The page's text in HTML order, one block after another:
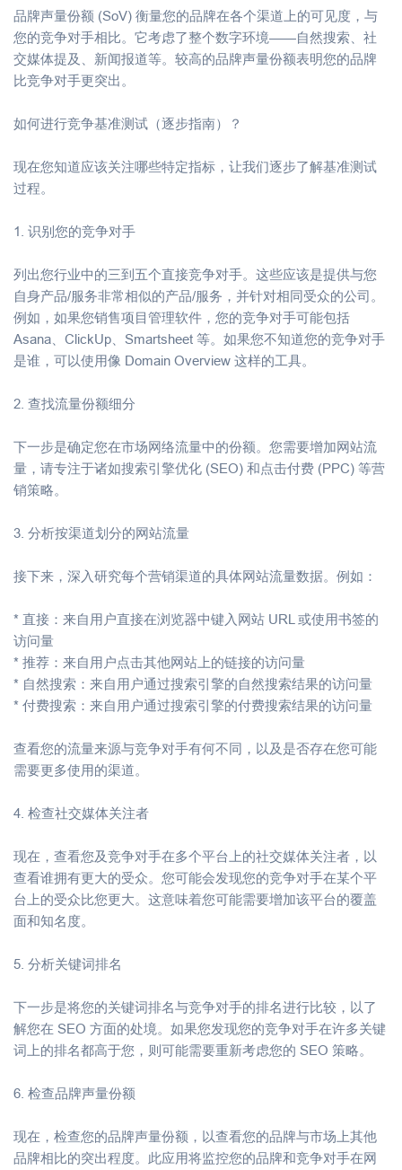
品牌声量份额 (SoV) 衡量您的品牌在各个渠道上的可见度，与
您的竞争对手相比。它考虑了整个数字环境——自然搜索、社
交媒体提及、新闻报道等。较高的品牌声量份额表明您的品牌
比竞争对手更突出。
如何进行竞争基准测试（逐步指南）？
现在您知道应该关注哪些特定指标，让我们逐步了解基准测试
过程。
1. 识别您的竞争对手
列出您行业中的三到五个直接竞争对手。这些应该是提供与您
自身产品/服务非常相似的产品/服务，并针对相同受众的公司。
例如，如果您销售项目管理软件，您的竞争对手可能包括
Asana、ClickUp、Smartsheet 等。如果您不知道您的竞争对手
是谁，可以使用像 Domain Overview 这样的工具。
2. 查找流量份额细分
下一步是确定您在市场网络流量中的份额。您需要增加网站流
量，请专注于诸如搜索引擎优化 (SEO) 和点击付费 (PPC) 等营
销策略。
3. 分析按渠道划分的网站流量
接下来，深入研究每个营销渠道的具体网站流量数据。例如：
* 直接：来自用户直接在浏览器中键入网站 URL 或使用书签的
访问量
* 推荐：来自用户点击其他网站上的链接的访问量
* 自然搜索：来自用户通过搜索引擎的自然搜索结果的访问量
* 付费搜索：来自用户通过搜索引擎的付费搜索结果的访问量
查看您的流量来源与竞争对手有何不同，以及是否存在您可能
需要更多使用的渠道。
4. 检查社交媒体关注者
现在，查看您及竞争对手在多个平台上的社交媒体关注者，以
查看谁拥有更大的受众。您可能会发现您的竞争对手在某个平
台上的受众比您更大。这意味着您可能需要增加该平台的覆盖
面和知名度。
5. 分析关键词排名
下一步是将您的关键词排名与竞争对手的排名进行比较，以了
解您在 SEO 方面的处境。如果您发现您的竞争对手在许多关键
词上的排名都高于您，则可能需要重新考虑您的 SEO 策略。
6. 检查品牌声量份额
现在，检查您的品牌声量份额，以查看您的品牌与市场上其他
品牌相比的突出程度。此应用将监控您的品牌和竞争对手在网